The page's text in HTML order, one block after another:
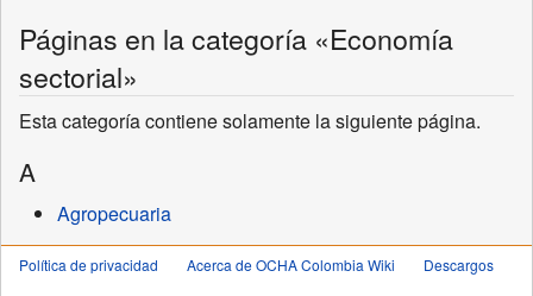
Páginas en la categoría «Economía
sectorial»
Esta categoría contiene solamente la siguiente página.
A
Agropecuaria
Política de privacidad Acerca de OCHA Colombia Wiki Descargos